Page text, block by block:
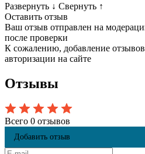
Развернуть ↓ Свернуть ↑
Оставить отзыв
Ваш отзыв отправлен на
после проверки
К сожалению, добавление
авторизации на сайте
Отзывы
Всего 0 отзывов
Добавить отзыв